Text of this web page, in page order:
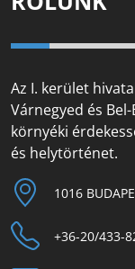
Az I. kerület
Várnegyed és
környéki
és helytörténet.
1016
+36-20/433-